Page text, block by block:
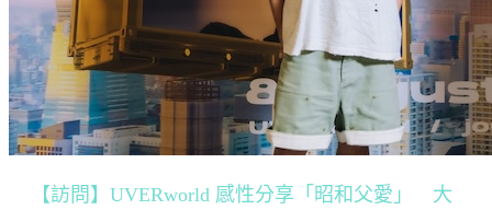
【訪問】UVERworld 感性分享「昭和父愛」 大